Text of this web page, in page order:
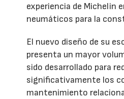
experiencia de Michelin
neumáticos para la
El nuevo diseño de su
presenta un mayor
sido desarrollado para
significativamente los
mantenimiento